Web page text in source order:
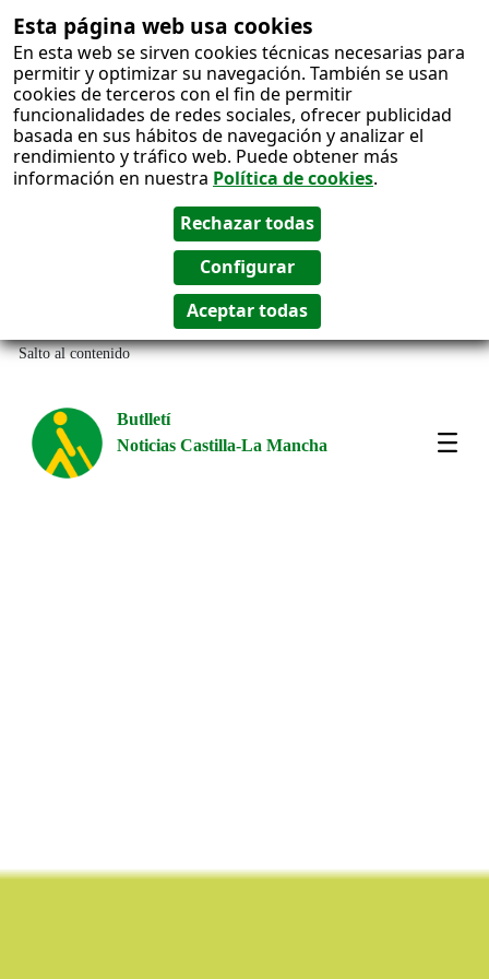
Esta página web usa cookies
En esta web se sirven cookies técnicas necesarias para
permitir y optimizar su navegación. También se usan
cookies de terceros con el fin de permitir
funcionalidades de redes sociales, ofrecer publicidad
basada en sus hábitos de navegación y analizar el
rendimiento y tráfico web. Puede obtener más
información en nuestra Política de cookies.
Salto al contenido
Butlletí
Noticias Castilla-La Mancha